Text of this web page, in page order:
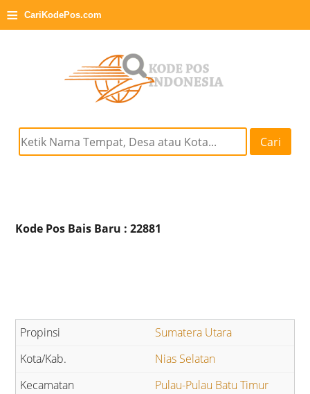
≡ CariKodePos.com
Cari
Kode Pos Bais Baru : 22881
Sumatera Utara
Nias Selatan
Pulau-Pulau Batu Timur